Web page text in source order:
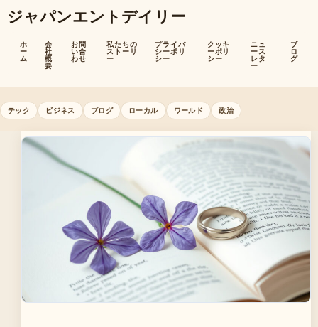
ジャパンエントデイリー
ホ
ー
ム
会
社
概
要
お問
い合
わせ
私たちの
ストーリ
ー
プライバ
シーポリ
シー
クッキ
ーポリ
シー
ニュ
ース
レタ
ー
ブ
ロ
グ
テック ビジネス ブログ ローカル ワールド 政治